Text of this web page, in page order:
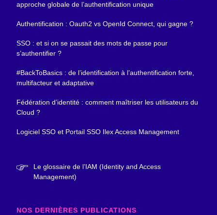
approche globale de l’authentification unique
Authentification : Oauth2 vs OpenId Connect, qui gagne ?
SSO : et si on se passait des mots de passe pour
s’authentifier ?
#BackToBasics : de l’identification à l’authentification forte,
multifacteur et adaptative
Fédération d’identité : comment maîtriser les utilisateurs du
Cloud ?
Logiciel SSO et Portail SSO Ilex Access Management
Le glossaire de l’IAM (Identity and Access
Management)
NOS DERNIÈRES PUBLICATIONS